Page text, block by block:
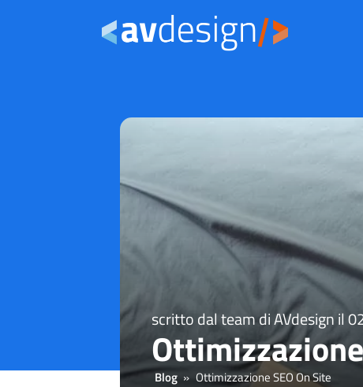
scritto dal team di AVdesign il
Blog » Ottimizzazione SEO On Site